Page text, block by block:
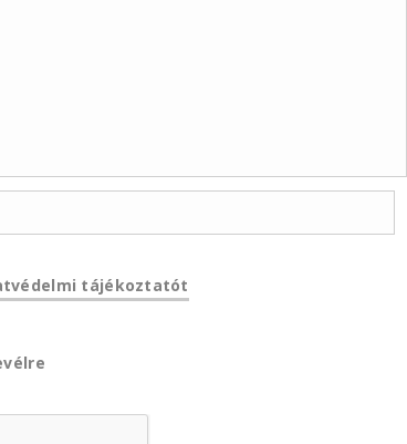
tájékoztatót